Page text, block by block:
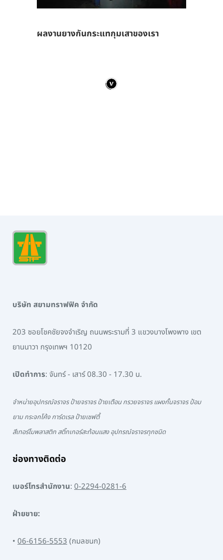
ผลงานยางกันกระแทกุมเสาของเรา
บริษัท สยามทราฟฟิค จำกัด
203 ซอยโชคชัยจงจำเริญ ถนนพระรามที่ 3 แขวงบางโพงพาง เขต
ยานนาวา กรุงเทพฯ 10120
เปิดทำการ: จันทร์ - เสาร์ 08.30 - 17.30 น.
จำหน่ายอุปกรณ์จราจร ป้ายจราจร ป้ายเตือน กรวยจราจร แผงกั้นจราจร ป้อม
ยาม กระจกโค้ง การ์ดเรล ป้ายเซฟตี้
สีเทอร์โมพลาสติก สติ๊กเกอร์สะท้อนแสง อุปกรณ์จราจรทุกชนิด
ช่องทางติดต่อ
เบอร์โทรสำนักงาน: 0-2294-0281-6
ฝ่ายขาย:
• 06-6156-5553(กมลชนก)